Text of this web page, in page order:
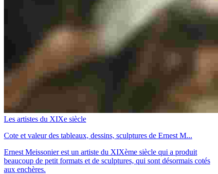
Les artistes du XIXe siècle
Cote et valeur des tableaux, dessins, sculptures de Ernest M...
Ernest Meissonier est un artiste du XIXème siècle qui a produit
beaucoup de petit formats et de sculptures, qui sont désormais cotés
aux enchères.